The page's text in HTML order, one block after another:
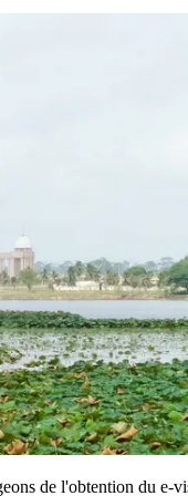
de l'obtention du e-